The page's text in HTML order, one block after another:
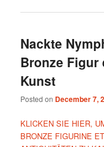
Nackte
Bronze
Kunst
Posted on December 7,
KLICKEN SIE HIER,
BRONZE FIGURINE